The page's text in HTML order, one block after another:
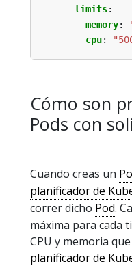
limits:
memory:
cpu:
Cómo son
Pods con
Cuando creas un
planificador de
correr dicho Pod.
máxima para cada
CPU y memoria
planificador de